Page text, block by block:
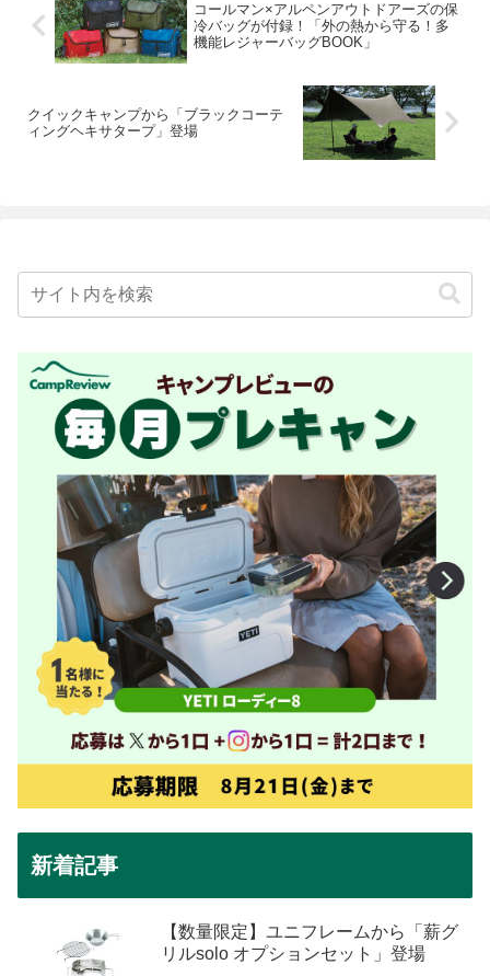
コールマン×アルペンアウトドアーズの保
冷バッグが付録！「外の熱から守る！多
機能レジャーバッグBOOK」
クイックキャンプから「ブラックコーテ
ィングヘキサタープ」登場
新着記事
【数量限定】ユニフレームから「薪グ
リルsolo オプションセット」登場